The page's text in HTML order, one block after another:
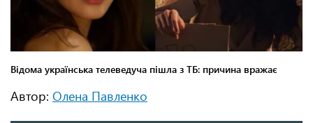
Автор: Олена Павленко